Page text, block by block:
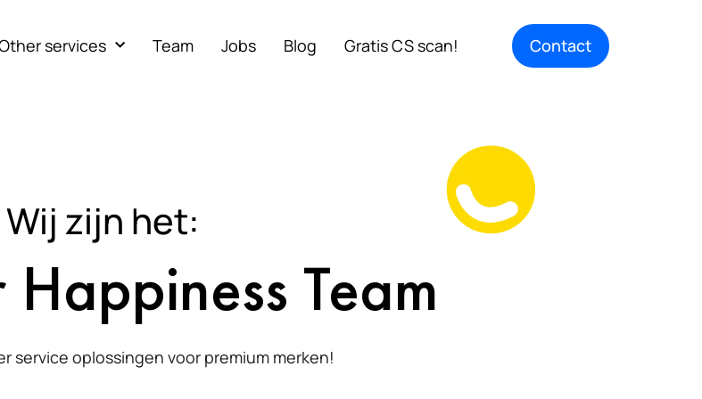
services Team Jobs Blog Gratis CS scan! Contact
Wij zijn het:
Team
service oplossingen voor premium merken!